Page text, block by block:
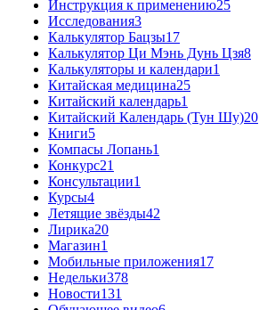
Инструкция к применению25
Исследования3
Калькулятор Бацзы17
Калькулятор Ци Мэнь Дунь Цзя8
Калькуляторы и календари1
Китайская медицина25
Китайский календарь1
Китайский Календарь (Тун Шу)20
Книги5
Компасы Лопань1
Конкурс21
Консультации1
Курсы4
Летящие звёзды42
Лирика20
Магазин1
Мобильные приложения17
Недельки378
Новости131